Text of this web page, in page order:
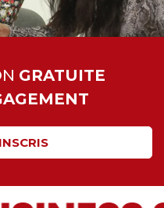
GRATUITE